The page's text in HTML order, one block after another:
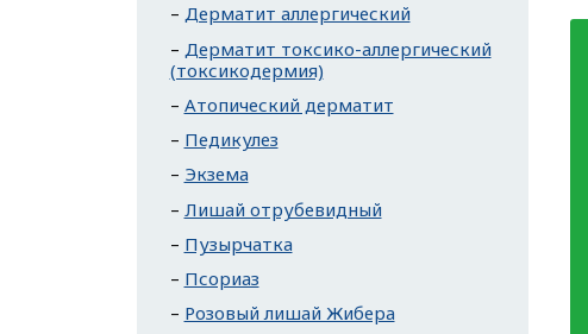
Дерматит аллергический
Дерматит токсико-аллергический
(токсикодермия)
Атопический дерматит
Педикулез
Экзема
Лишай отрубевидный
Пузырчатка
Псориаз
Розовый лишай Жибера